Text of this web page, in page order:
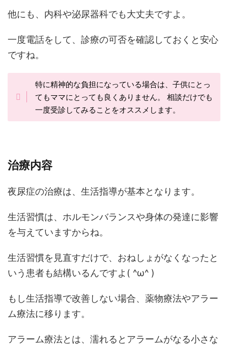
他にも、内科や泌尿器科でも大丈夫ですよ。
一度電話をして、診療の可否を確認しておくと安心
ですね。
特に精神的な負担になっている場合は、子供にとっ
てもママにとっても良くありません。 相談だけでも
一度受診してみることをオススメします。
治療内容
夜尿症の治療は、生活指導が基本となります。
生活習慣は、ホルモンバランスや身体の発達に影響
を与えていますからね。
生活習慣を見直すだけで、おねしょがなくなったと
いう患者も結構いるんですよ( ^ω^ )
もし生活指導で改善しない場合、薬物療法やアラー
ム療法に移ります。
アラーム療法とは、濡れるとアラームがなる小さな